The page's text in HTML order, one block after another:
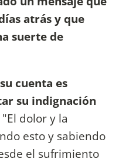
atrás y que
suerte de
cuenta es
su indignación
"El dolor y la
esto y sabiendo
el sufrimiento